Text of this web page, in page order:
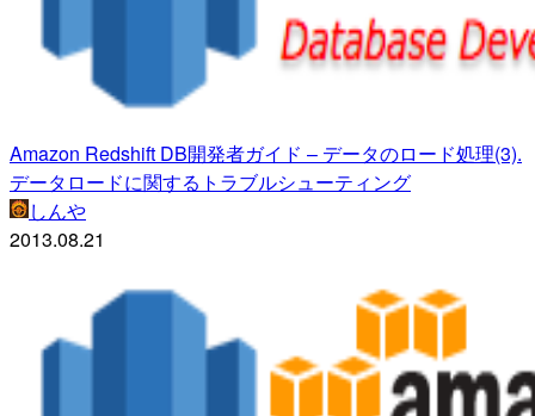
Amazon Redshift DB開発者ガイド – データのロード処理(3).
データロードに関するトラブルシューティング
しんや
2013.08.21